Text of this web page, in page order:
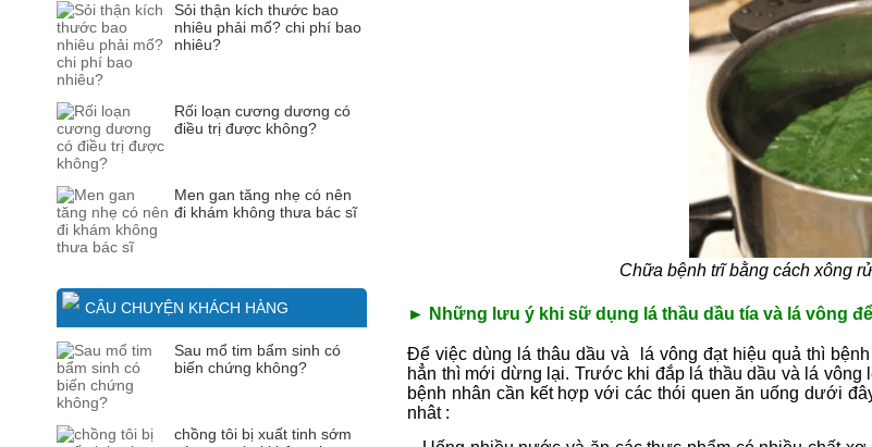
Sỏi thận kích thước bao
nhiêu phải mổ? chi phí bao
nhiêu?
Rối loạn cương dương có
điều trị được không?
Men gan tăng nhẹ có nên
đi khám không thưa bác sĩ
CÂU CHUYỆN KHÁCH HÀNG
Sau mổ tim bẩm sinh có
biến chứng không?
chồng tôi bị xuất tinh sớm
Chữa bệnh trĩ bằng cách xông
► Những lưu ý khi sữ dụng lá thầu dầu tía và lá vông
Để việc dùng lá thâu dầu và lá vông đạt hiệu quả thì
hẳn thì mới dừng lại. Trước khi đắp lá thầu dầu và lá vông
bệnh nhân cần kết hợp với các thói quen ăn uống dưới
nhât :